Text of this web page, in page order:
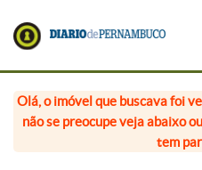
Olá, o imóvel que buscava foi
não se preocupe veja abaixo
tem